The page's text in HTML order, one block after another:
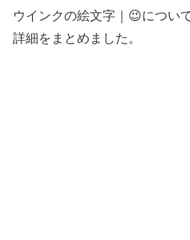
ウインクの絵文字｜😉につい
詳細をまとめました。